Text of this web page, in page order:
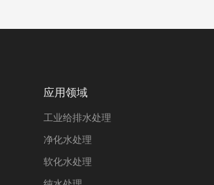
应用领域
工业给排水处理
净化水处理
软化水处理